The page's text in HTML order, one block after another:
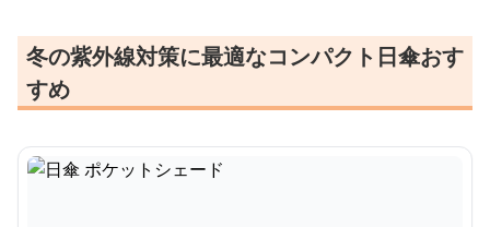
冬の紫外線対策に最適なコンパクト日傘おす
すめ